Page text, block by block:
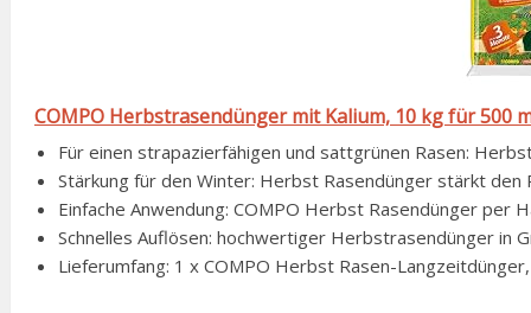
COMPO Herbstrasendünger mit Kalium, 10 kg für 500
Für einen strapazierfähigen und sattgrünen Rasen:
Stärkung für den Winter: Herbst Rasendünger stärkt
Einfache Anwendung: COMPO Herbst Rasendünger per
Schnelles Auflösen: hochwertiger Herbstrasendünger in
Lieferumfang: 1 x COMPO Herbst Rasen-